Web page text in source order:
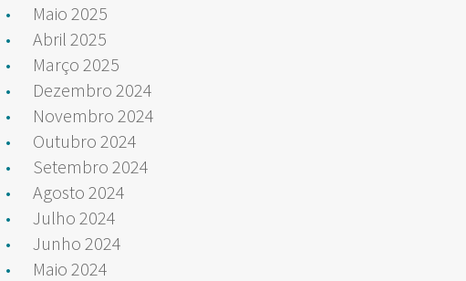
Maio 2025
Abril 2025
Março 2025
Dezembro 2024
Novembro 2024
Outubro 2024
Setembro 2024
Agosto 2024
Julho 2024
Junho 2024
Maio 2024